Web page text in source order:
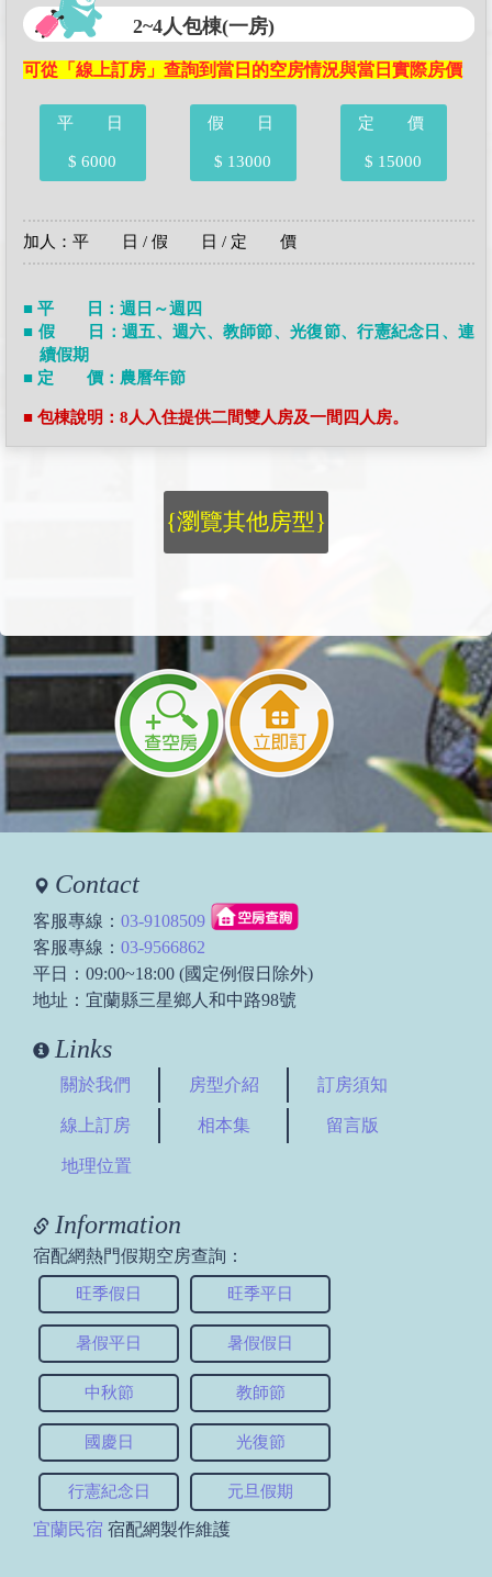
2~4人包棟(一房)
可從「線上訂房」查詢到當日的空房情況與當日實際房價
平 日
$ 6000
假 日
$ 13000
定 價
$ 15000
加人：平 日 / 假 日 / 定 價
■ 平 日：週日～週四
■ 假 日：週五、週六、教師節、光復節、行憲紀念日、連
續假期
■ 定 價：農曆年節
■ 包棟說明：8人入住提供二間雙人房及一間四人房。
{瀏覽其他房型}
Contact
客服專線： 03-9108509
客服專線： 03-9566862
平日：09:00~18:00 (國定例假日除外)
地址：宜蘭縣三星鄉人和中路98號
Links
關於我們 房型介紹 訂房須知
線上訂房 相本集 留言版
地理位置
Information
宿配網熱門假期空房查詢：
旺季假日 旺季平日
暑假平日 暑假假日
中秋節 教師節
國慶日 光復節
行憲紀念日 元旦假期
宜蘭民宿 宿配網製作維護